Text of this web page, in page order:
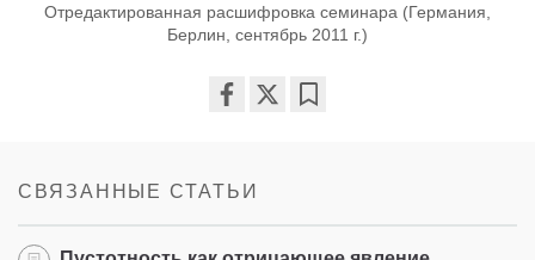
Отредактированная расшифровка семинара (Германия,
Берлин, сентябрь 2011 г.)
СВЯЗАННЫЕ СТАТЬИ